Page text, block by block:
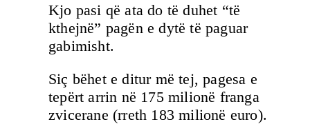
Kjo pasi që ata do të duhet “të
kthejnë” pagën e dytë të paguar
gabimisht.
Siç bëhet e ditur më tej, pagesa e
tepërt arrin në 175 milionë franga
zvicerane (rreth 183 milionë euro).